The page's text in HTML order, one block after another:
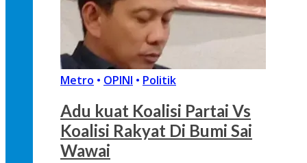
Metro • OPINI • Politik
Adu kuat Koalisi Partai Vs
Koalisi Rakyat Di Bumi Sai
Wawai